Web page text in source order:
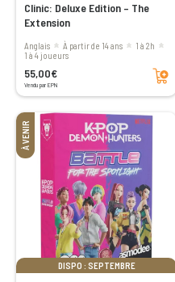
Clinic: Deluxe Edition – The
Extension
Anglais à partir de 14 ans
1 à 2h
1 à 4 joueurs
55,00€
Vendu par EPN
Ajouter au panier
À VENIR
DISPO : SEPTEMBRE